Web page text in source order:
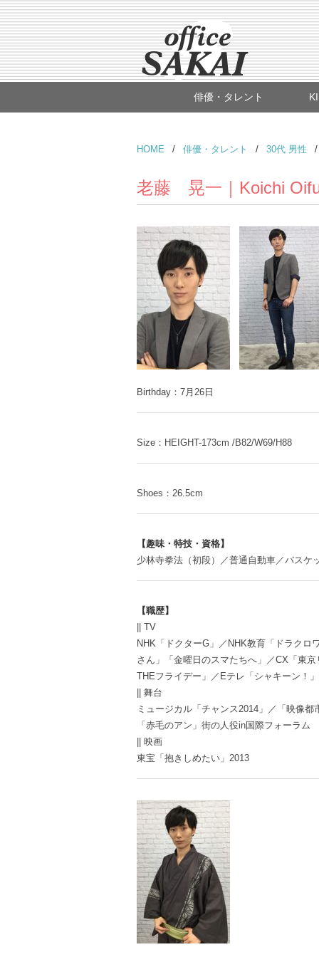
俳優・タレント
HOME / 俳優・タレント / 30代 男性
老藤 晃一｜Koichi
Birthday：7月26日
Size：HEIGHT-173cm /B82/W69/H88
Shoes：26.5cm
【趣味・特技・資格】
少林寺拳法（初段）／普通自動車／バスケ
【職歴】
|| TV
NHK「ドクターG」／NHK教育「ドラク
さん」「金曜日のスマたちへ」／CX「東
THEフライデー」／Eテレ「シャキーン！
|| 舞台
ミュージカル「チャンス2014」／「映像
「赤毛のアン」街の人役in国際フォーラム
|| 映画
東宝「抱きしめたい」2013